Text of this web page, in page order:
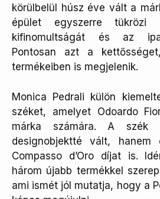
körülbelül húsz éve vált a
épület egyszerre tükrözi
kifinomultságát és az
Pontosan azt a
termékeiben is megjelenik.
Monica Pedrali külön
széket, amelyet Odoardo
márka számára. A szék
designobjektté vált, hanem
Compasso d’Oro díjat is.
három újabb termékkel
ami ismét jól mutatja, hogy a